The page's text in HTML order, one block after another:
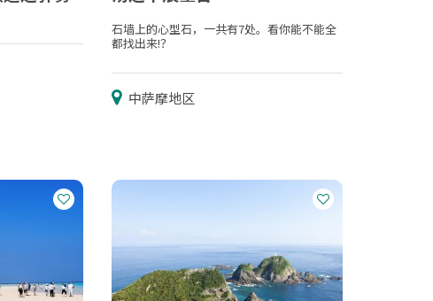
石墙上的心型石，一共有7处。看你能不能全
都找出来!？
中萨摩地区